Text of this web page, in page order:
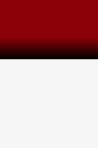
content